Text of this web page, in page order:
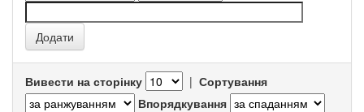
Вивести на сторінку | Сортування
Впорядкування